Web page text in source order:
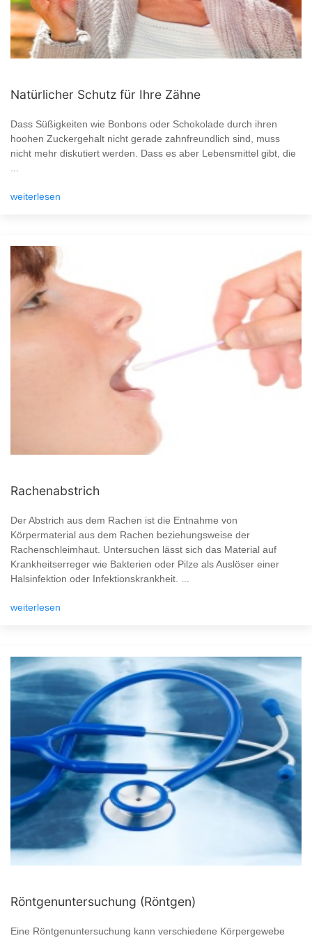
Natürlicher Schutz für Ihre Zähne
Dass Süßigkeiten wie Bonbons oder Schokolade durch ihren
hoohen Zuckergehalt nicht gerade zahnfreundlich sind, muss
nicht mehr diskutiert werden. Dass es aber Lebensmittel gibt, die
...
weiterlesen
Rachenabstrich
Der Abstrich aus dem Rachen ist die Entnahme von
Körpermaterial aus dem Rachen beziehungsweise der
Rachenschleimhaut. Untersuchen lässt sich das Material auf
Krankheitserreger wie Bakterien oder Pilze als Auslöser einer
Halsinfektion oder Infektionskrankheit. ...
weiterlesen
Röntgenuntersuchung (Röntgen)
Eine Röntgenuntersuchung kann verschiedene Körpergewebe